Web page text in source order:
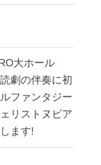
大ホール
劇の伴奏に初
ファンタジー
リストヌビア
ます!